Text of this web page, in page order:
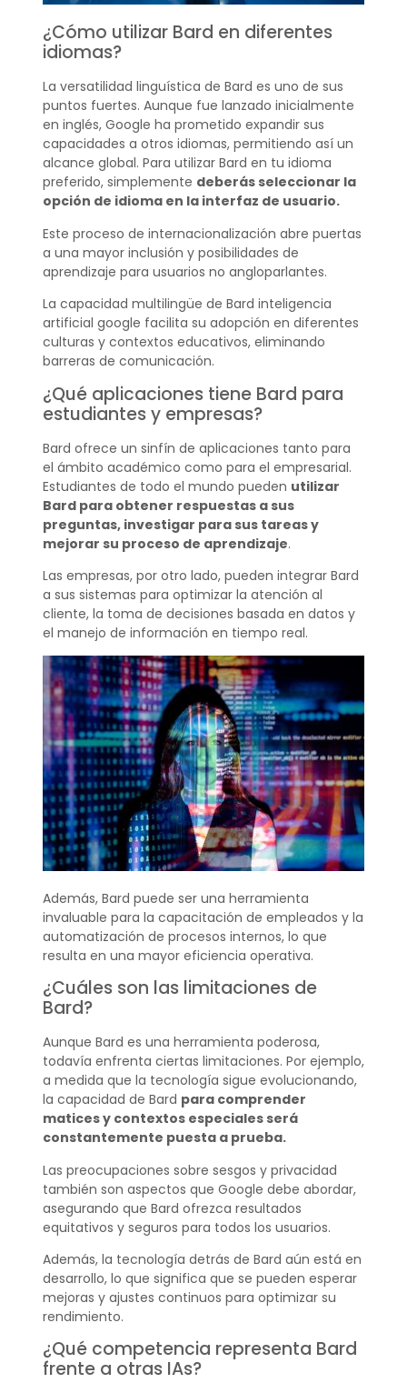
¿Cómo utilizar Bard en diferentes
idiomas?
La versatilidad linguística de Bard es uno de sus
puntos fuertes. Aunque fue lanzado inicialmente
en inglés, Google ha prometido expandir sus
capacidades a otros idiomas, permitiendo así un
alcance global. Para utilizar Bard en tu idioma
preferido, simplemente deberás seleccionar la
opción de idioma en la interfaz de usuario.
Este proceso de internacionalización abre puertas
a una mayor inclusión y posibilidades de
aprendizaje para usuarios no angloparlantes.
La capacidad multilingüe de Bard inteligencia
artificial google facilita su adopción en diferentes
culturas y contextos educativos, eliminando
barreras de comunicación.
¿Qué aplicaciones tiene Bard para
estudiantes y empresas?
Bard ofrece un sinfín de aplicaciones tanto para
el ámbito académico como para el empresarial.
Estudiantes de todo el mundo pueden utilizar
Bard para obtener respuestas a sus
preguntas, investigar para sus tareas y
mejorar su proceso de aprendizaje.
Las empresas, por otro lado, pueden integrar Bard
a sus sistemas para optimizar la atención al
cliente, la toma de decisiones basada en datos y
el manejo de información en tiempo real.
Además, Bard puede ser una herramienta
invaluable para la capacitación de empleados y la
automatización de procesos internos, lo que
resulta en una mayor eficiencia operativa.
¿Cuáles son las limitaciones de
Bard?
Aunque Bard es una herramienta poderosa,
todavía enfrenta ciertas limitaciones. Por ejemplo,
a medida que la tecnología sigue evolucionando,
la capacidad de Bard para comprender
matices y contextos especiales será
constantemente puesta a prueba.
Las preocupaciones sobre sesgos y privacidad
también son aspectos que Google debe abordar,
asegurando que Bard ofrezca resultados
equitativos y seguros para todos los usuarios.
Además, la tecnología detrás de Bard aún está en
desarrollo, lo que significa que se pueden esperar
mejoras y ajustes continuos para optimizar su
rendimiento.
¿Qué competencia representa Bard
frente a otras IAs?